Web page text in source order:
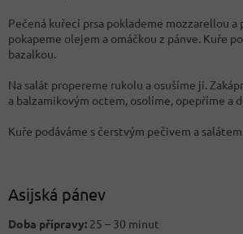
Pečená kuřecí prsa poklademe mozzarellou a
pokapeme olejem a omáčkou z pánve. Kuře
bazalkou.
Na salát propereme rukolu a osušíme ji.
a balzamikovým octem, osolíme, opepříme a
Kuře podáváme s čerstvým pečivem a salátem.
Asijská pánev
Doba přípravy: 25 – 30 minut